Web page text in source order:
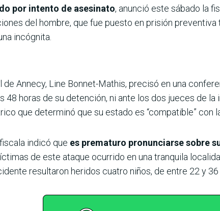
por intento de asesinato, anunció este sábado la
del hombre, que fue puesto en prisión
incógnita.
de Annecy, Line Bonnet-Mathis, precisó en una
48 horas de su detención, ni ante los dos jueces de
que determinó que su estado es “compatible” con
indicó que es prematuro pronunciarse sobre
de este ataque ocurrido en una tranquila
resultaron heridos cuatro niños, de entre 22 y